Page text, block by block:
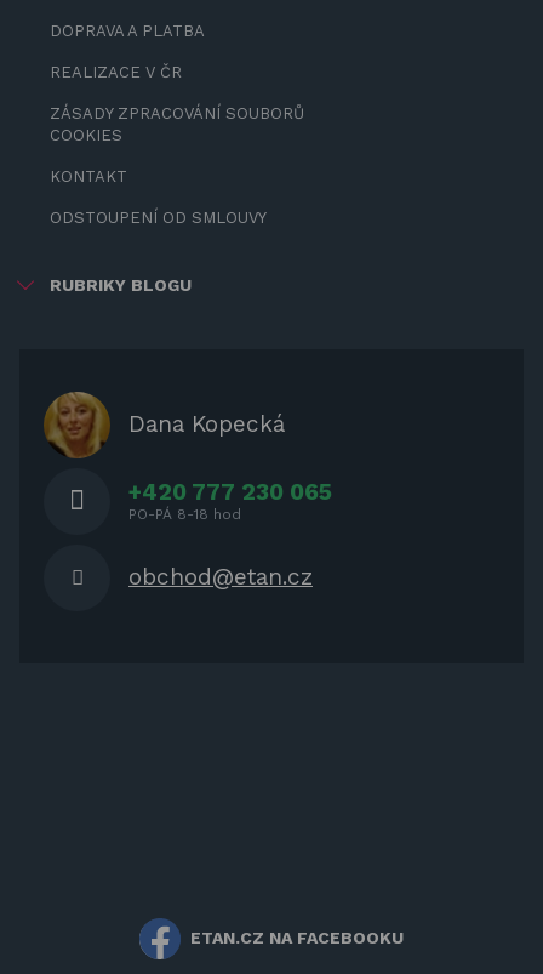
DOPRAVA A PLATBA
REALIZACE V ČR
ZÁSADY ZPRACOVÁNÍ SOUBORŮ
COOKIES
KONTAKT
ODSTOUPENÍ OD SMLOUVY
RUBRIKY BLOGU
OCHRANNÉ KRYTY NA ZAHRADNÍ
NÁBYTEK
ETAN.CZ NA FACEBOOKU
Dana Kopecká
+420 777 230 065
PO-PÁ 8-18 hod
obchod@etan.cz